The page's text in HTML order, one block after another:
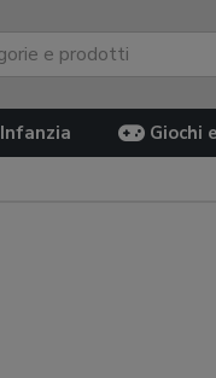
Infanzia Giochi